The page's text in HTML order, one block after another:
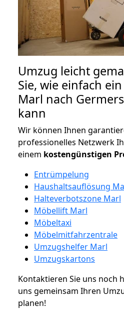
Umzug leicht
Sie, wie einfach
Marl nach
kann
Wir können Ihnen
professionelles Netzwerk
einem kostengünstigen
Entrümpelung
Haushaltsauflösung
Halteverbotszone Marl
Möbellift Marl
Möbeltaxi
Möbelmitfahrzentrale
Umzugshelfer Marl
Umzugskartons
Kontaktieren Sie uns noch
uns gemeinsam Ihren
planen!